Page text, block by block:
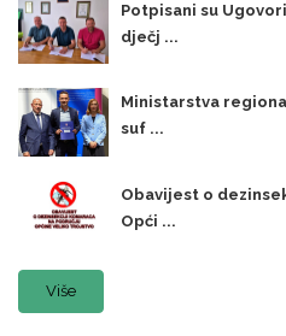
Potpisani su
dječj ...
Ministarstva
suf ...
Obavijest o
Opći ...
Više